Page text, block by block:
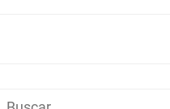
Buscar: